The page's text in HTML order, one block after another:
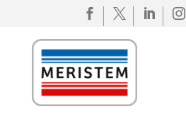
   